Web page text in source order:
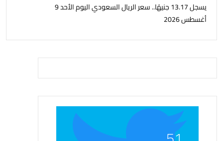
يسجل 13.17 جنيهًا.. سعر الريال السعودي اليوم الأحد 9
أغسطس 2026